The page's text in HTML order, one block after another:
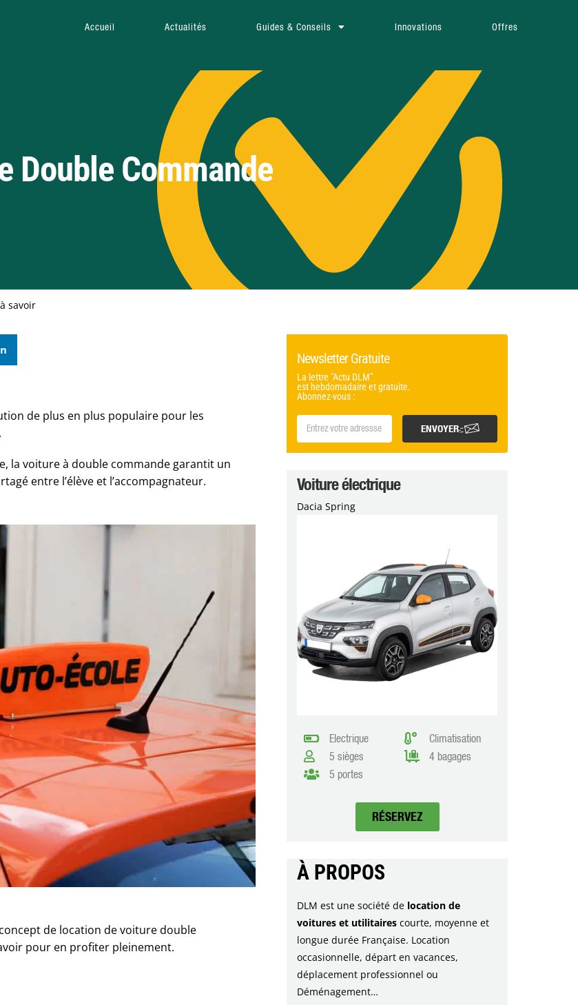
Accueil Actualités Guides & Conseils Innovations Offres
Double Commande
savoir
de plus en plus populaire pour les
la voiture à double commande garantit un
entre l’élève et l’accompagnateur.
de location de voiture double
pour en profiter pleinement.
Newsletter Gratuite
La lettre "Actu DLM"
est hebdomadaire et gratuite.
Abonnez-vous :
ENVOYER
Voiture électrique
Dacia Spring
Electrique
5 sièges
5 portes
Climatisation
4 bagages
RÉSERVEZ
À PROPOS​
DLM est une société de location de
voitures et utilitaires courte, moyenne et
longue durée Française. Location
occasionnelle, départ en vacances,
déplacement professionnel ou
Déménagement…